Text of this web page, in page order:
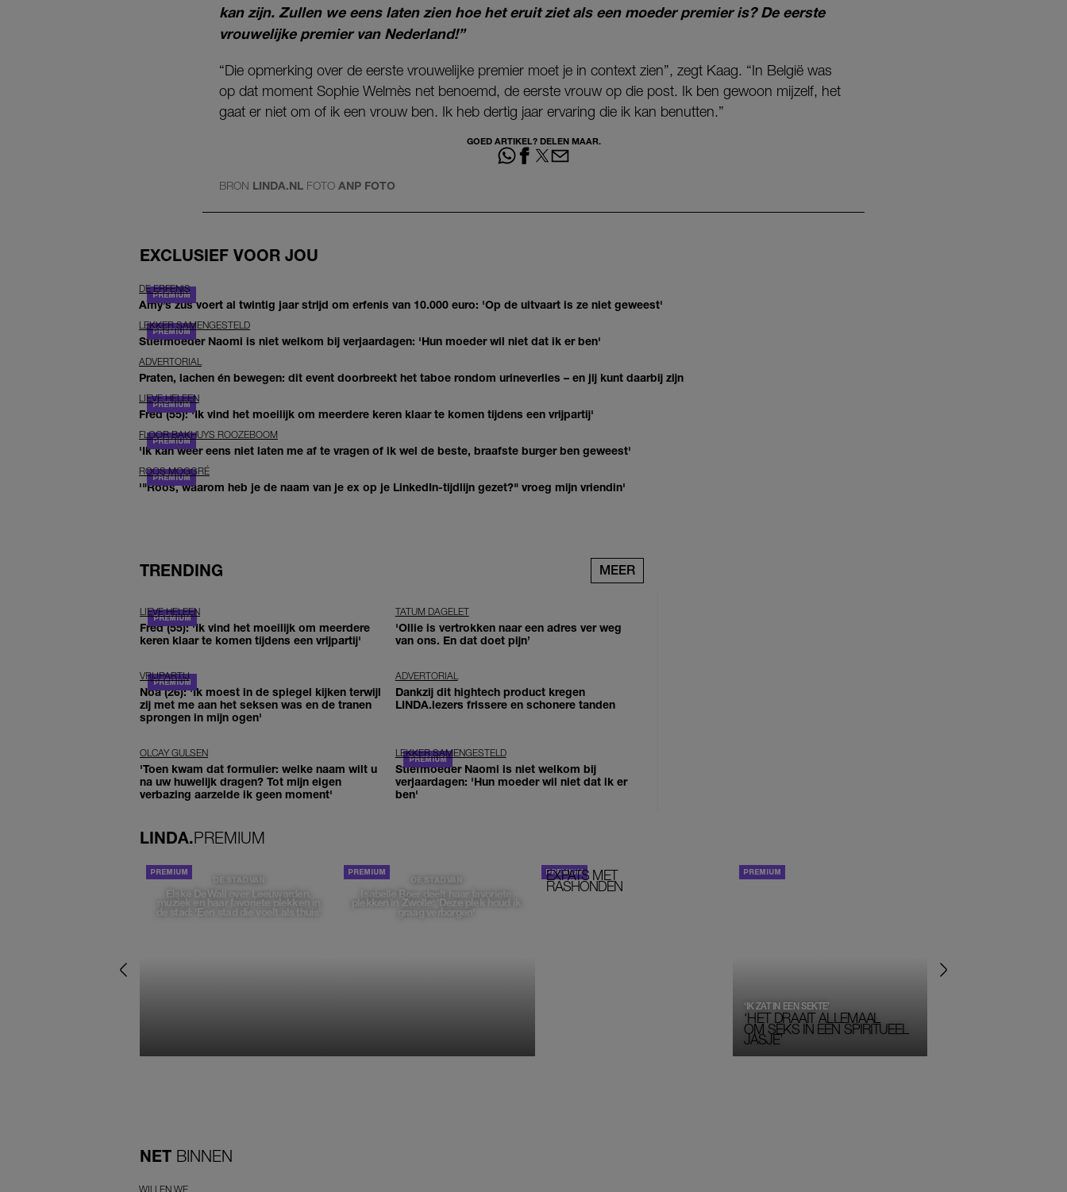
kan zijn. Zullen we eens laten zien hoe het eruit ziet als een moeder premier is? De eerste
vrouwelijke premier van Nederland!”
“Die opmerking over de eerste vrouwelijke premier moet je in context zien”, zegt Kaag. “In België was
op dat moment Sophie Welmès net benoemd, de eerste vrouw op die post. Ik ben gewoon mijzelf, het
gaat er niet om of ik een vrouw ben. Ik heb dertig jaar ervaring die ik kan benutten.”
GOED ARTIKEL? DELEN MAAR.
BRON LINDA.NL FOTO ANP FOTO
EXCLUSIEF VOOR JOU
DE ERFENIS
Amy’s zus voert al twintig jaar strijd om erfenis van 10.000 euro: 'Op de uitvaart is ze niet geweest'
LEKKER SAMENGESTELD
Stiefmoeder Naomi is niet welkom bij verjaardagen: 'Hun moeder wil niet dat ik er ben'
ADVERTORIAL
Praten, lachen én bewegen: dit event doorbreekt het taboe rondom urineverlies – en jij kunt daarbij zijn
LIEVE HELEEN
Fred (55): 'Ik vind het moeilijk om meerdere keren klaar te komen tijdens een vrijpartij'
FLOOR BAKHUYS ROOZEBOOM
'Ik kan weer eens niet laten me af te vragen of ik wel de beste, braafste burger ben geweest'
ROOS MOGGRÉ
'"Roos, waarom heb je de naam van je ex op je LinkedIn-tijdlijn gezet?" vroeg mijn vriendin'
TRENDING MEER
LIEVE HELEEN
Fred (55): 'Ik vind het moeilijk om meerdere
keren klaar te komen tijdens een vrijpartij'
TATUM DAGELET
'Ollie is vertrokken naar een adres ver weg
van ons. En dat doet pijn’
VRIJPARTIJ
Noa (26): 'Ik moest in de spiegel kijken terwijl
zij met me aan het seksen was en de tranen
sprongen in mijn ogen'
ADVERTORIAL
Dankzij dit hightech product kregen
LINDA.lezers frissere en schonere tanden
OLCAY GULSEN
'Toen kwam dat formulier: welke naam wilt u
na uw huwelijk dragen? Tot mijn eigen
verbazing aarzelde ik geen moment'
LEKKER SAMENGESTELD
Stiefmoeder Naomi is niet welkom bij
verjaardagen: 'Hun moeder wil niet dat ik er
ben'
LINDA.PREMIUM
DE STAD VAN
Elske DeWall over Leeuwarden,
muziek en haar favoriete plekken in
de stad: 'Een stad die voelt als thuis'
DE STAD VAN
Isabelle Boer deelt haar favoriete
plekken in Zwolle: 'Deze plek houd ik
graag verborgen'
EXPATS MET
RASHONDEN
‘HET DRAAIT ALLEMAAL
OM SEKS IN EEN SPIRITUEEL
JASJE’
‘IK ZAT IN EEN SEKTE’
NET BINNEN
WILLEN WE